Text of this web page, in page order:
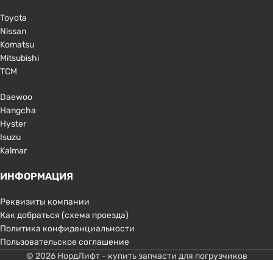
Toyota
Nissan
Komatsu
Mitsubishi
TCM
Daewoo
Hangcha
Hyster
Isuzu
Kalmar
ИНФОРМАЦИЯ
Реквизиты компании
Как добраться (схема проезда)
Политика конфиденциальности
Пользовательское соглашение
© 2026 НордЛифт - купить запчасти для погрузчиков